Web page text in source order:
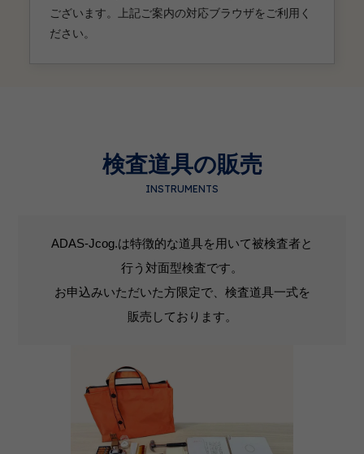
ございます。上記ご案内の対応ブラウザをご利用く
ださい。
検査道具の販売
INSTRUMENTS
ADAS-Jcog.は特徴的な道具を用いて被検査者と
行う対面型検査です。
お申込みいただいた方限定で、検査道具一式を
販売しております。